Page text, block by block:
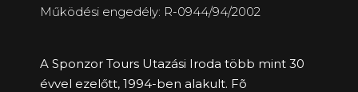
Működési engedély: R-0944/94/2002
A Sponzor Tours Utazási Iroda több mint 30
évvel ezelőtt, 1994-ben alakult. Fõ